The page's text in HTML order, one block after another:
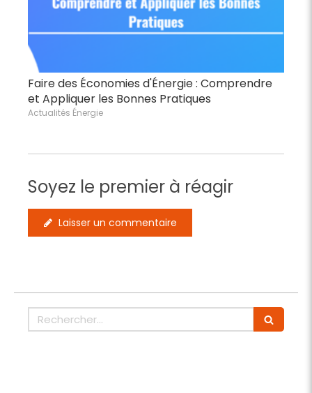
Faire des Économies d'Énergie : Comprendre
et Appliquer les Bonnes Pratiques
Actualités Énergie
Soyez le premier à réagir
Laisser un commentaire
Rechercher